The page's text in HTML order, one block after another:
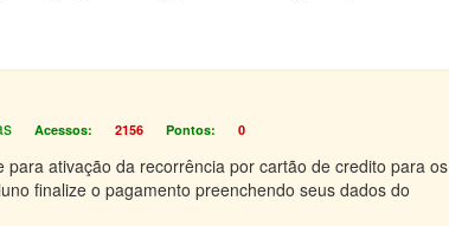
Acessos: 2156 Pontos: 0
ativação da recorrência por cartão de credito para os
finalize o pagamento preenchendo seus dados do